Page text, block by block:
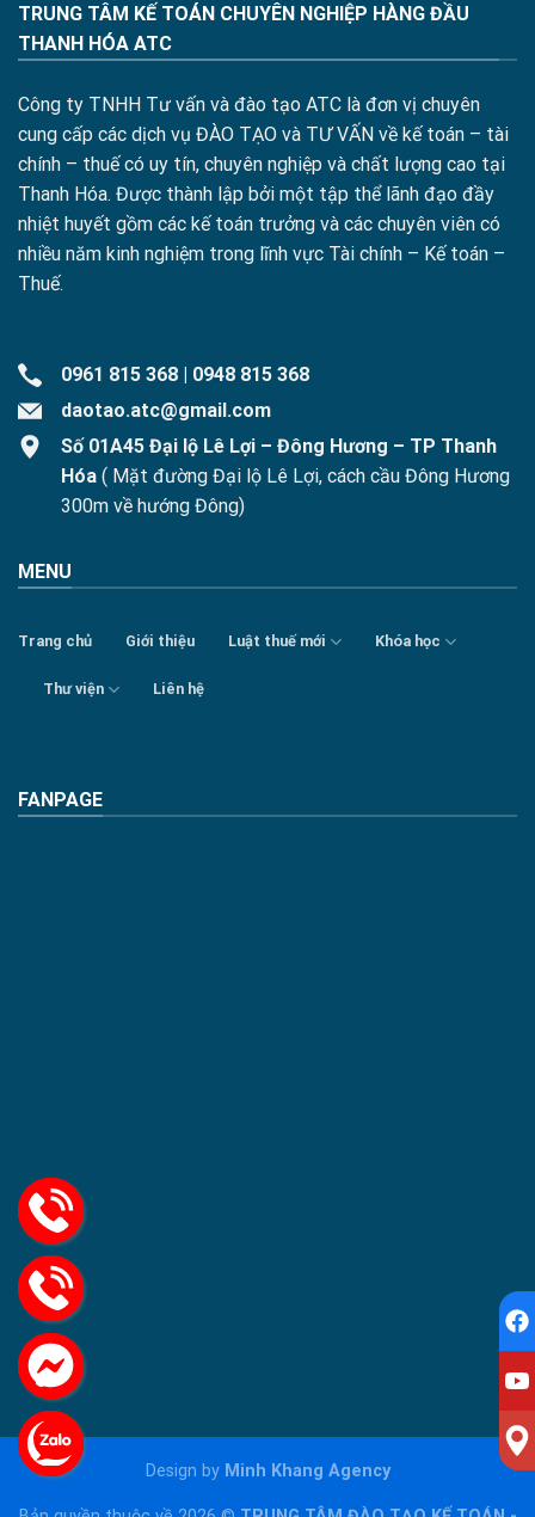
TRUNG TÂM KẾ TOÁN CHUYÊN NGHIỆP HÀNG ĐẦU
THANH HÓA ATC
Công ty TNHH Tư vấn và đào tạo ATC là đơn vị chuyên
cung cấp các dịch vụ ĐÀO TẠO và TƯ VẤN về kế toán – tài
chính – thuế có uy tín, chuyên nghiệp và chất lượng cao tại
Thanh Hóa. Được thành lập bởi một tập thể lãnh đạo đầy
nhiệt huyết gồm các kế toán trưởng và các chuyên viên có
nhiều năm kinh nghiệm trong lĩnh vực Tài chính – Kế toán –
Thuế.
0961 815 368 | 0948 815 368
daotao.atc@gmail.com
Số 01A45 Đại lộ Lê Lợi – Đông Hương – TP Thanh
Hóa ( Mặt đường Đại lộ Lê Lợi, cách cầu Đông Hương
300m về hướng Đông)
MENU
Trang chủ Giới thiệu Luật thuế mới Khóa học
Thư viện Liên hệ
FANPAGE
Design by Minh Khang Agency